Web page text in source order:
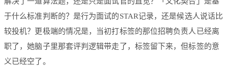
于什么标准判断的？是行为面试的STAR记录，还是候选人说话比
较投机？更极端的情况是，当初打标签的那位招聘负责人已经离
职了，她脑子里那套评判逻辑带走了，标签留下来，但标签的意
义已经空了。